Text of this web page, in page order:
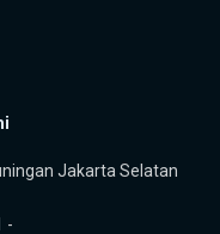
Jakarta Selatan
-